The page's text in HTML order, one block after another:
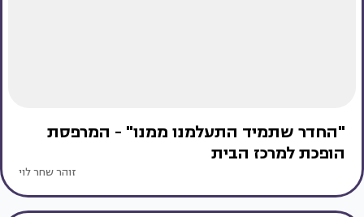
"החדר שתמיד התעלמנו ממנו" - המרפסת
הופכת למרכז הבית
זוהר שחר לוי